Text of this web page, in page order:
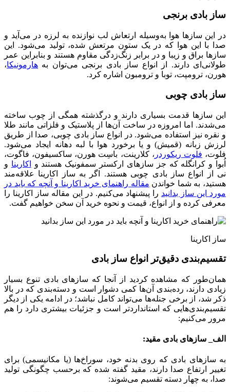
ساز بادی برنجی
در این سازها هوا به‌وسیله ارتعاش لب نوازنده به لرزه در می‌آید و
صدا با این هوا که در یک ستون مرتعش شده، تولید می‌شود. این
سازها براق و زیبا و در برابر زنگ‌زدگی مقاوم هستند و بنابراین عمر
طولانی‌ای دارند. از انواع ساز بادی برنجی می‌توان به هارمونیکا،
هورن، ترومپت، توبا و ترومبون اشاره کرد.
ساز بادی چوبی
این سازها قدمت بسیاری دارند و درگذشته همگی از چوب ساخته
می‌شدند. اما امروزه در ساخت آن‌ها از پلاستیک و فلزاتی مانند طلا
و نقره نیز استفاده می‌شود. در انواع ساز بادی چوبی، صدا از طریق
لرزش زبانه (قمیش) و یا برخورد هوا با لبه دهانه ایجاد می‌شود.
فلوت، فلوت ریکوردر ، کلارینت، باسِت هورن، ساکسیفون، فاگوت،
اُبوا و کرانگله که جز سازهای ارکستر سمفونیک هستند و
اکارینا و
نی از انواع ساز بادی چوبی هستند. اگر به ساز اکارینا علاقه‌مند
هستید، به شما خواندن مقاله راهنمای خرید اکارینا و آنچه که باید در
مورد این ساز بدانید را پیشنهاد می‌کنیم. در این مقاله ساز اکارینا را
معرفی کرده و از انواع، قیمت و نحوه خرید آن سخن خواهیم گفت.
ساز اکارینا
تقسیم‌بندی دقیق‌تر انواع ساز بادی
همان‌طور که مشاهده کردید از آنجا که سازهای بادی تنوع بسیار
زیادی دارند، رده‌بندی آن‌ها کمی دشوار است و دسته‌بندی که در بالا
ذکر شد، از برخی جنله‌ها می‌تواند کامل نباشد؛ در ادامه یکی از دیگر
تقسیم‌بندی‌هایی که استانداردتر است و جزئیات بیشتری دارد را هم
مرور می‌کنیم:
الف_ سازهای بادی مقید:
به سازهای بادی که روی بدنه خود، سوراخ‌ها (یا مکانیسمی) برای
تغییر ارتفاع صدا دارند، مقید گفته شده که برحسب چگونگی تولید
صدا، به چهار دسته تقسیم می‌شوند: